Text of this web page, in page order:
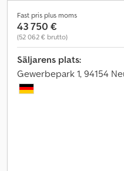
Fast pris plus moms
43 750 €
(52 062 € brutto)
Säljarens plats:
Gewerbepark 1, 94154